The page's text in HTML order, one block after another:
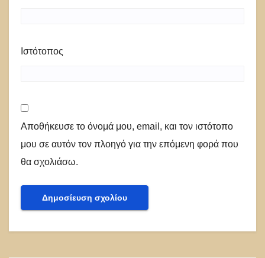
Ιστότοπος
Αποθήκευσε το όνομά μου, email, και τον ιστότοπο
μου σε αυτόν τον πλοηγό για την επόμενη φορά που
θα σχολιάσω.